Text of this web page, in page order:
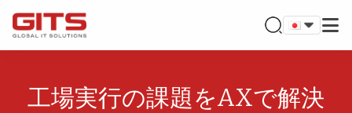
工場実行の課題をAXで解決